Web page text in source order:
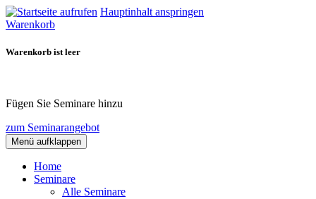
Hauptinhalt anspringen
Warenkorb
Warenkorb ist leer
Fügen Sie Seminare hinzu
zum Seminarangebot
Menü aufklappen
Home
Seminare
Alle Seminare